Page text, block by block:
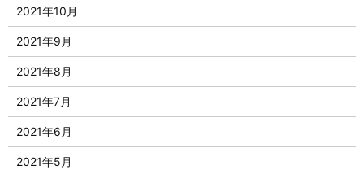
2021年10月
2021年9月
2021年8月
2021年7月
2021年6月
2021年5月